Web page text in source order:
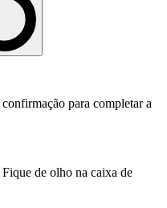
para completar a
de olho na caixa de